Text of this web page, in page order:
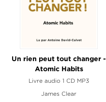
Un rien peut tout changer -
Atomic Habits
Livre audio 1 CD MP3
James Clear